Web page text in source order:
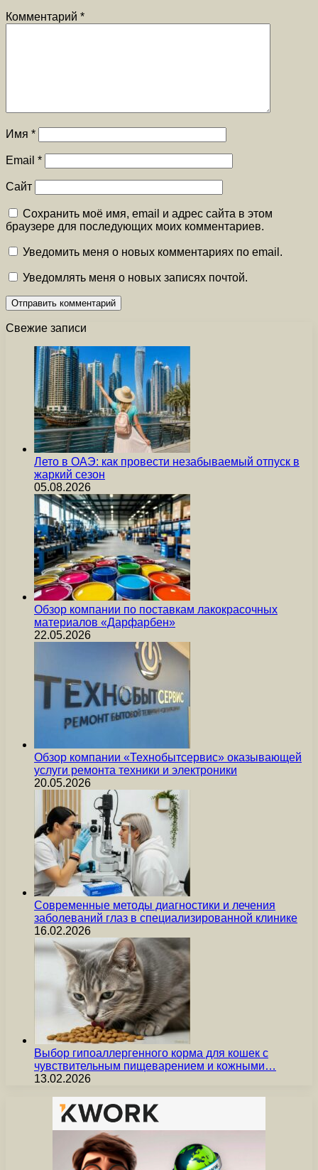
Комментарий *
Имя *
Email *
Сайт
Сохранить моё имя, email и адрес сайта в этом
браузере для последующих моих комментариев.
Уведомить меня о новых комментариях по email.
Уведомлять меня о новых записях почтой.
Свежие записи
Лето в ОАЭ: как провести незабываемый отпуск в
жаркий сезон
05.08.2026
Обзор компании по поставкам лакокрасочных
материалов «Дарфарбен»
22.05.2026
Обзор компании «Технобытсервис» оказывающей
услуги ремонта техники и электроники
20.05.2026
Современные методы диагностики и лечения
заболеваний глаз в специализированной клинике
16.02.2026
Выбор гипоаллергенного корма для кошек с
чувствительным пищеварением и кожными…
13.02.2026